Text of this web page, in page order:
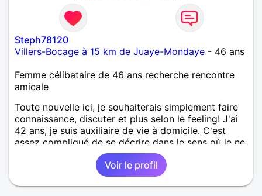
Steph78120
Villers-Bocage à 15 km de Juaye-Mondaye - 46 ans
Femme célibataire de 46 ans recherche rencontre
amicale
Toute nouvelle ici, je souhaiterais simplement faire
connaissance, discuter et plus selon le feeling! J'ai
42 ans, je suis auxiliaire de vie à domicile. C'est
assez compliqué de se décrire dans le sens où je ne
suis pas objective dès qu'il s'agit de parler de moi!
Une seule chose est sûre, c'est que je ne mords pas
et que tous les sujets est abordables! Petite
précision, je suis handicapée moteur donc je ne
Voir le profil